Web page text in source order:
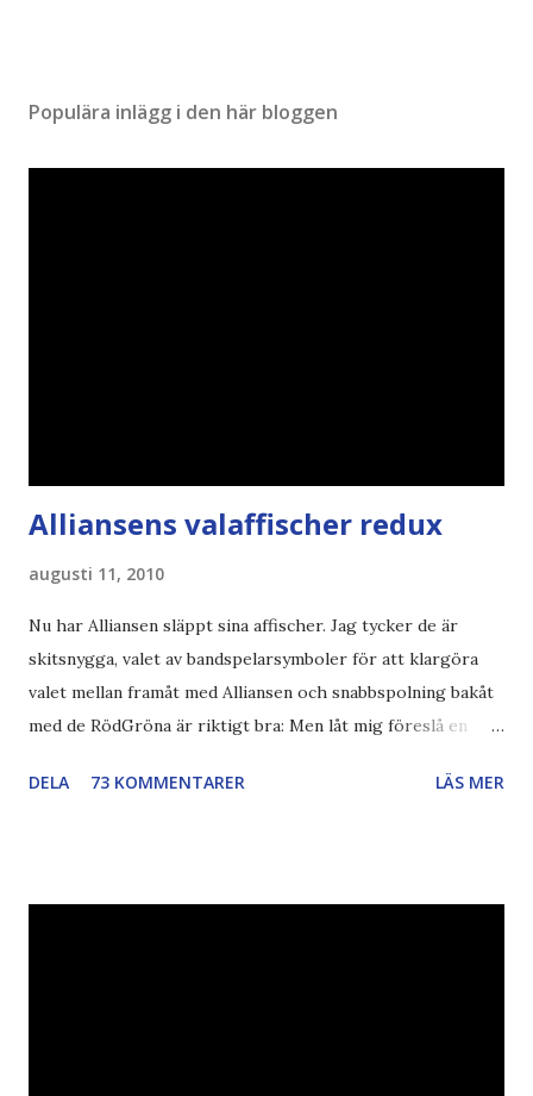
Populära inlägg i den här bloggen
Alliansens valaffischer redux
augusti 11, 2010
Nu har Alliansen släppt sina affischer. Jag tycker de är
skitsnygga, valet av bandspelarsymboler för att klargöra
valet mellan framåt med Alliansen och snabbspolning bakåt
med de RödGröna är riktigt bra: Men låt mig föreslå en
Piratpartiet FRA-lagen Kultur Upphovsrätten //Zac,
DELA 73 KOMMENTARER LÄS MER